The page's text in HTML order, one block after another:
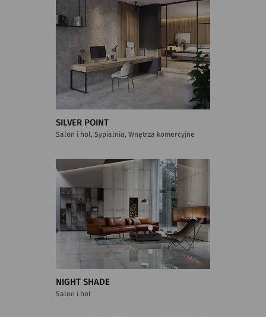
SILVER POINT
Salon i hol, Sypialnia, Wnętrza komercyjne
NIGHT SHADE
Salon i hol